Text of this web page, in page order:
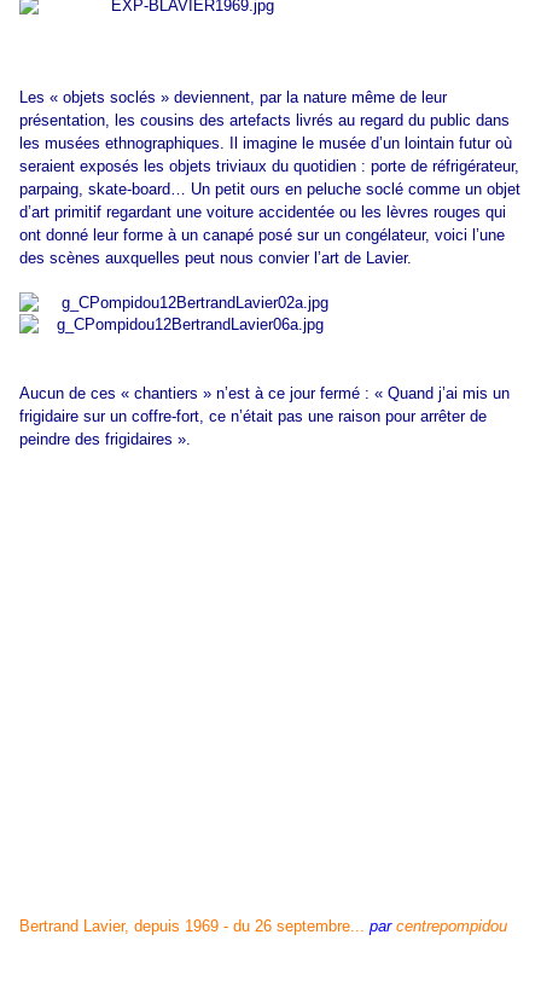
Les « objets soclés » deviennent, par la nature même de leur
présentation, les cousins des artefacts livrés au regard du public dans
les musées ethnographiques. Il imagine le musée d’un lointain futur où
seraient exposés les objets triviaux du quotidien : porte de réfrigérateur,
parpaing, skate-board… Un petit ours en peluche soclé comme un objet
d’art primitif regardant une voiture accidentée ou les lèvres rouges qui
ont donné leur forme à un canapé posé sur un congélateur, voici l’une
des scènes auxquelles peut nous convier l’art de Lavier.
Aucun de ces « chantiers » n’est à ce jour fermé : « Quand j’ai mis un
frigidaire sur un coffre-fort, ce n’était pas une raison pour arrêter de
peindre des frigidaires ».
Bertrand Lavier, depuis 1969 - du 26 septembre... par centrepompidou